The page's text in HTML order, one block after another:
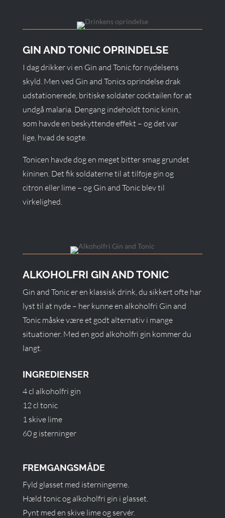
GIN AND TONIC OPRINDELSE
I dag drikker vi en Gin and Tonic for nydelsens
skyld. Men ved Gin and Tonics oprindelse drak
udstationerede, britiske soldater cocktailen for at
undgå malaria. Dengang indeholdt tonic kinin,
som havde en beskyttende effekt – og det var
lige, hvad de søgte.
Tonicen havde dog en meget bitter smag grundet
kininen. Det fik soldaterne til at tilføje gin og
citron eller lime – og Gin and Tonic blev til
virkelighed.
ALKOHOLFRI GIN AND TONIC
Gin and Tonic er en klassisk drink, du sikkert ofte har
lyst til at nyde – her kunne en alkoholfri Gin and
Tonic måske være et godt alternativ i mange
situationer. Med en god alkoholfri gin kommer du
langt.
INGREDIENSER
4 cl alkoholfri gin
12 cl tonic
1 skive lime
60 g isterninger
FREMGANGSMÅDE
Fyld glasset med isterningerne.
Hæld tonic og alkoholfri gin i glasset.
Pynt med en skive lime og servér.